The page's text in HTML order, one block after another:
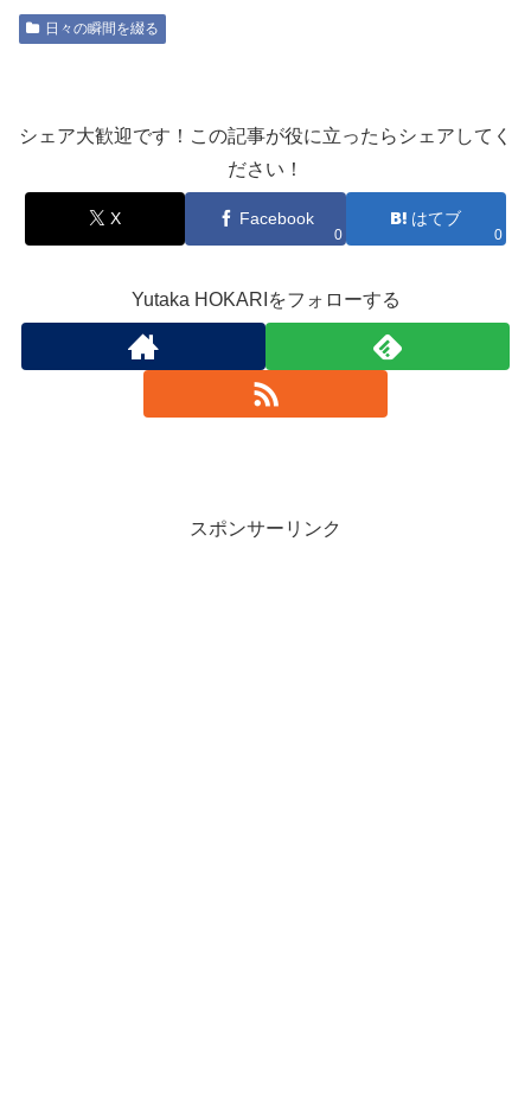
日々の瞬間を綴る
シェア大歓迎です！この記事が役に立ったらシェアしてく
ださい！
X Facebook
0
はてブ
0
Yutaka HOKARIをフォローする
スポンサーリンク